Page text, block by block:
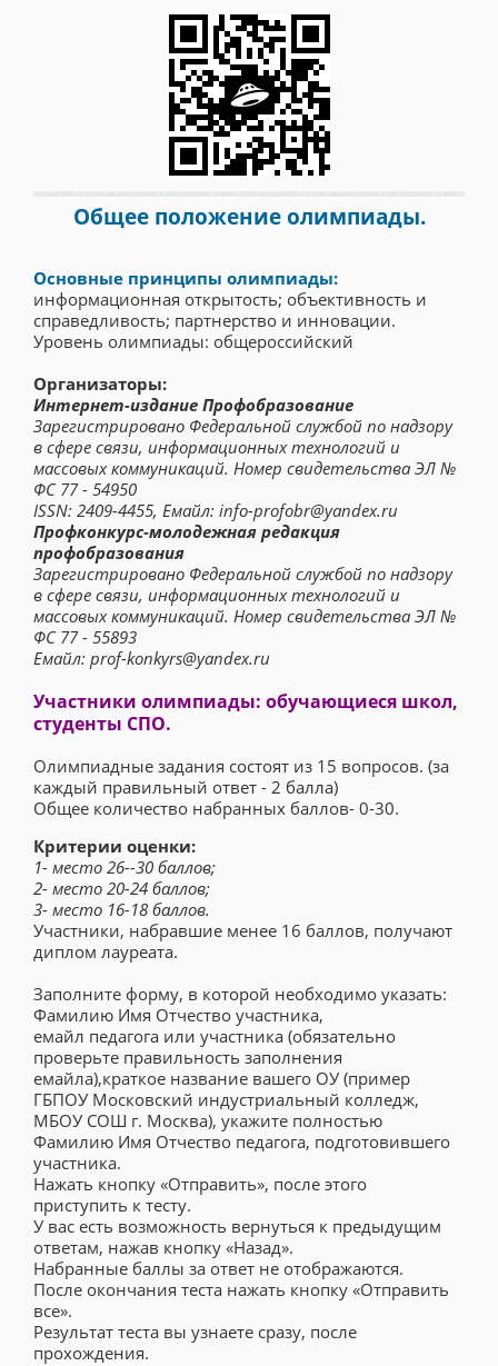
Общее положение олимпиады.
Основные принципы олимпиады:
информационная открытость; объективность и
справедливость; партнерство и инновации.
Уровень олимпиады: общероссийский
Организаторы:
Интернет-издание Профобразование
Зарегистрировано Федеральной службой по надзору
в сфере связи, информационных технологий и
массовых коммуникаций. Номер свидетельства ЭЛ №
ФС 77 - 54950
ISSN: 2409-4455, Емайл: info-profobr@yandex.ru
Профконкурс-молодежная редакция
профобразования
Зарегистрировано Федеральной службой по надзору
в сфере связи, информационных технологий и
массовых коммуникаций. Номер свидетельства ЭЛ №
ФС 77 - 55893
Емайл: prof-konkyrs@yandex.ru
Участники олимпиады: обучающиеся школ,
студенты СПО.
Олимпиадные задания состоят из 15 вопросов. (за
каждый правильный ответ - 2 балла)
Общее количество набранных баллов- 0-30.
Критерии оценки:
1- место 26--30 баллов;
2- место 20-24 баллов;
3- место 16-18 баллов.
Участники, набравшие менее 16 баллов, получают
диплом лауреата.
Заполните форму, в которой необходимо указать:
Фамилию Имя Отчество участника,
емайл педагога или участника (обязательно
проверьте правильность заполнения
емайла),краткое название вашего ОУ (пример
ГБПОУ Московский индустриальный колледж,
МБОУ СОШ г. Москва), укажите полностью
Фамилию Имя Отчество педагога, подготовившего
участника.
Нажать кнопку «Отправить», после этого
приступить к тесту.
У вас есть возможность вернуться к предыдущим
ответам, нажав кнопку «Назад».
Набранные баллы за ответ не отображаются.
После окончания теста нажать кнопку «Отправить
все».
Результат теста вы узнаете сразу, после
прохождения.